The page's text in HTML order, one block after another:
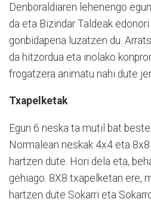
Denboraldiaren lehenengo
da eta Bizindar Taldeak
gonbidapena luzatzen du.
da hitzordua eta inolako
frogatzera animatu nahi dute
Txapelketak
Egun 6 neska ta mutil bat
Normalean neskak 4x4 eta
hartzen dute. Hori dela eta,
gehiago. 8X8 txapelketan ere,
hartzen dute Sokarri eta